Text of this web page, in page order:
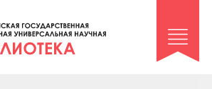
и сельдерей»
архив»